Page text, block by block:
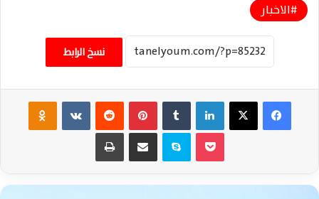
الاخبار
نسخ الرابط
فيسبوك ‫X لينكدإن بينتيريست ‏VKontakte
سكايب مشاركة عبر البريد طباعة